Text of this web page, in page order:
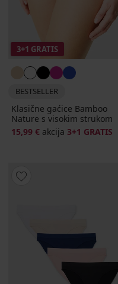
3+1 GRATIS
BESTSELLER
Klasične gaćice Bamboo
Nature s visokim strukom
15,99 € akcija 3+1 GRATIS